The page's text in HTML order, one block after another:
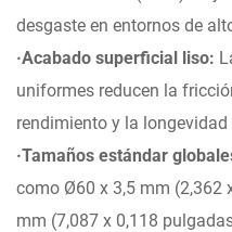
desgaste en entornos de
·Acabado superficial liso:
uniformes reducen la
rendimiento y la
·Tamaños estándar
como Ø60 x 3,5 mm (2,362
mm (7,087 x 0,118